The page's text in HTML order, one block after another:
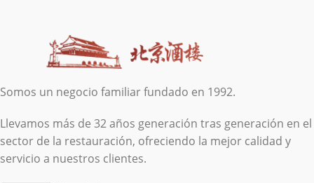
Somos un negocio familiar fundado en 1992.
Llevamos más de 32 años generación tras generación en el
sector de la restauración, ofreciendo la mejor calidad y
servicio a nuestros clientes.